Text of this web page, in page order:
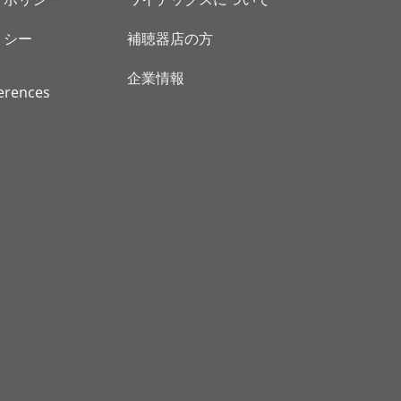
ー
補聴器店の方
企業情報